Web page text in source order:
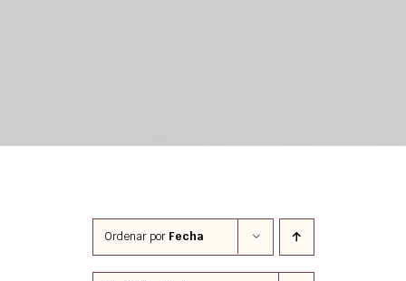
Ordenar por Fecha